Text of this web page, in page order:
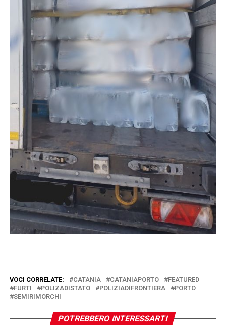
VOCI CORRELATE: CATANIA CATANIAPORTO
FEATURED
FURTI
POLIZADISTATO POLIZIADIFRONTIERA
PORTO
SEMIRIMORCHI
POTREBBERO INTERESSARTI